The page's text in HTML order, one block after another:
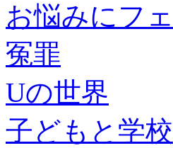
お悩みにフ
冤罪
Uの世界
子どもと学校